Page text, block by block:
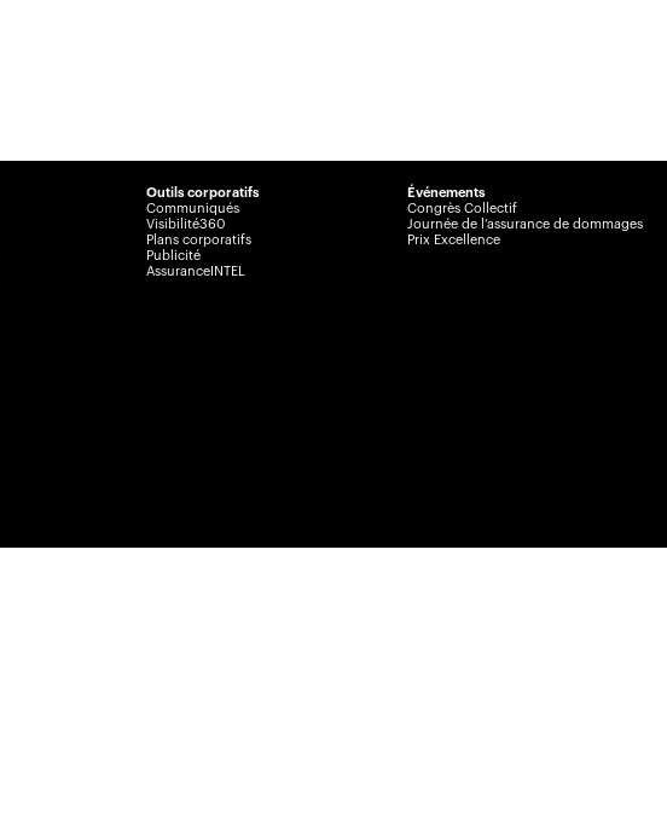
Outils corporatifs
Communiqués
Visibilité360
Plans corporatifs
Publicité
AssuranceINTEL
Événements
Congrès Collectif
Journée de l’assurance de dommages
Prix Excellence